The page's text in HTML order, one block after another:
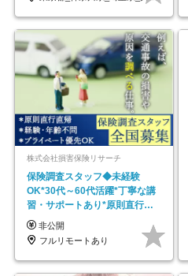
株式会社損害保険リサーチ
保険調査スタッフ◆未経験
OK*30代～60代活躍*丁寧な講
習・サポートあり*原則直行直
帰／全国募集・業務委託
非公開
フルリモートあり